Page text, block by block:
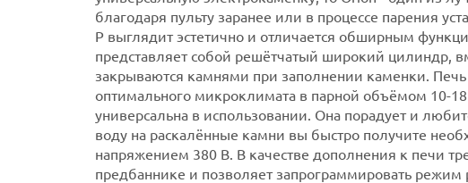
благодаря пульту заранее или в процессе парения
P выглядит эстетично и отличается обширным
представляет собой решётчатый широкий цилиндр,
закрываются камнями при заполнении каменки.
оптимального микроклимата в парной объёмом 10-
универсальна в использовании. Она порадует и
воду на раскалённые камни вы быстро получите
напряжением 380 В. В качестве дополнения к печи
предбаннике и позволяет запрограммировать режим